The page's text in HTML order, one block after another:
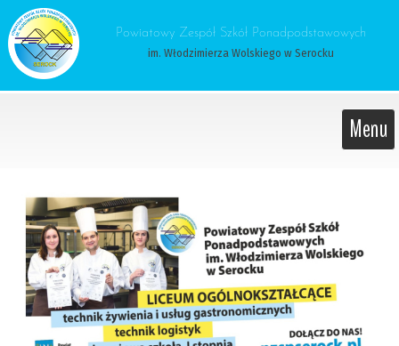
Powiatowy Zespół Szkół Ponadpodstawowych
im. Włodzimierza Wolskiego w Serocku
Menu